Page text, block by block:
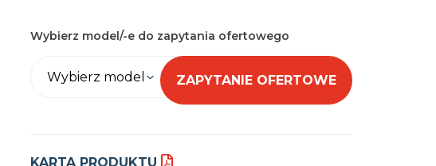
Wybierz model/-e do zapytania ofertowego
Wybierz model ZAPYTANIE OFERTOWE
KARTA PRODUKTU